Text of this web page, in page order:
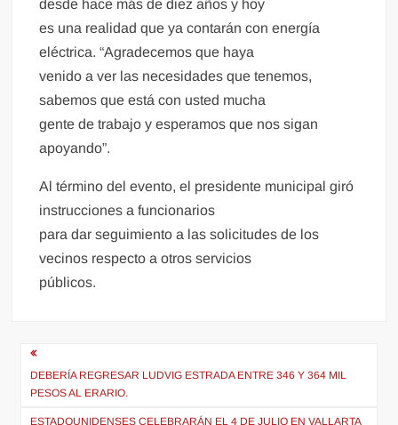
desde hace más de diez años y hoy
es una realidad que ya contarán con energía
eléctrica. “Agradecemos que haya
venido a ver las necesidades que tenemos,
sabemos que está con usted mucha
gente de trabajo y esperamos que nos sigan
apoyando”.
Al término del evento, el presidente municipal giró
instrucciones a funcionarios
para dar seguimiento a las solicitudes de los
vecinos respecto a otros servicios
públicos.
Navegación
de
entradas
DEBERÍA REGRESAR LUDVIG ESTRADA ENTRE 346 Y 364 MIL
PESOS AL ERARIO.
ESTADOUNIDENSES CELEBRARÁN EL 4 DE JULIO EN VALLARTA